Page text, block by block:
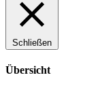
Schließen
Übersicht